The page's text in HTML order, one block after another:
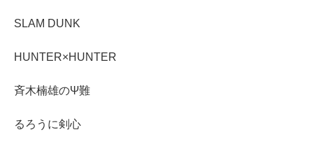
SLAM DUNK
HUNTER×HUNTER
斉木楠雄のΨ難
るろうに剣心